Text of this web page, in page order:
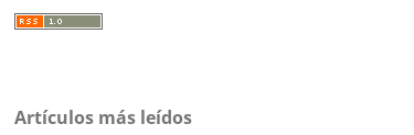
Artículos más leídos